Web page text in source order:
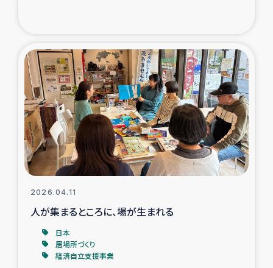
ガザ地区酪農を通した女性グループの生計支援
ふりかけ普及と食生活改善による栄養改善事業
フェアトレード事業
緊急支援事業
女性の生計向上を通じた子どもの栄養改善事業
2026.04.11
人が集まるところに、場が生まれる
日本
居場所づくり
経済自立支援事業